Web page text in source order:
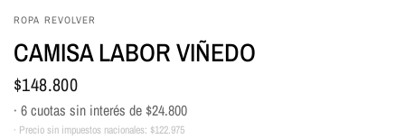
ROPA REVOLVER
CAMISA LABOR VIÑEDO
$148.800
· 6 cuotas sin interés de $24.800
· Precio sin impuestos nacionales: $122.975